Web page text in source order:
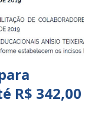
R$ 342,00